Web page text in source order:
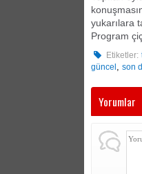
yukarılara
Program
Etiketler:
güncel , son
Yorumlar